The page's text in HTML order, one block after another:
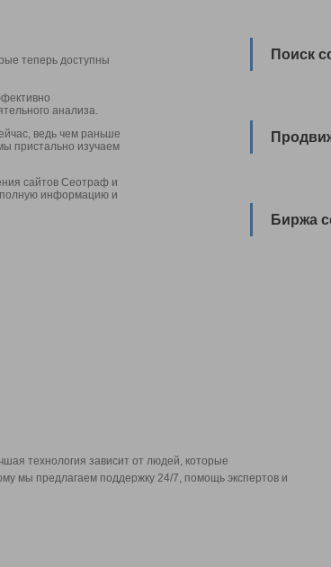
теперь доступны
анализа.
ведь чем раньше
пристально изучаем
сайтов Сеотраф и
полную информацию и
Поиск
Биржа
технология зависит от людей, которые
мы предлагаем поддержку 24/7, помощь экспертов и